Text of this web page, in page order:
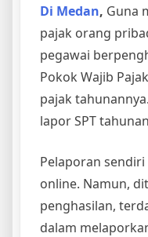
Di Medan, Guna
pajak orang
pegawai
Pokok Wajib
pajak
lapor SPT
Pelaporan
online. Namun,
penghasilan,
dalam